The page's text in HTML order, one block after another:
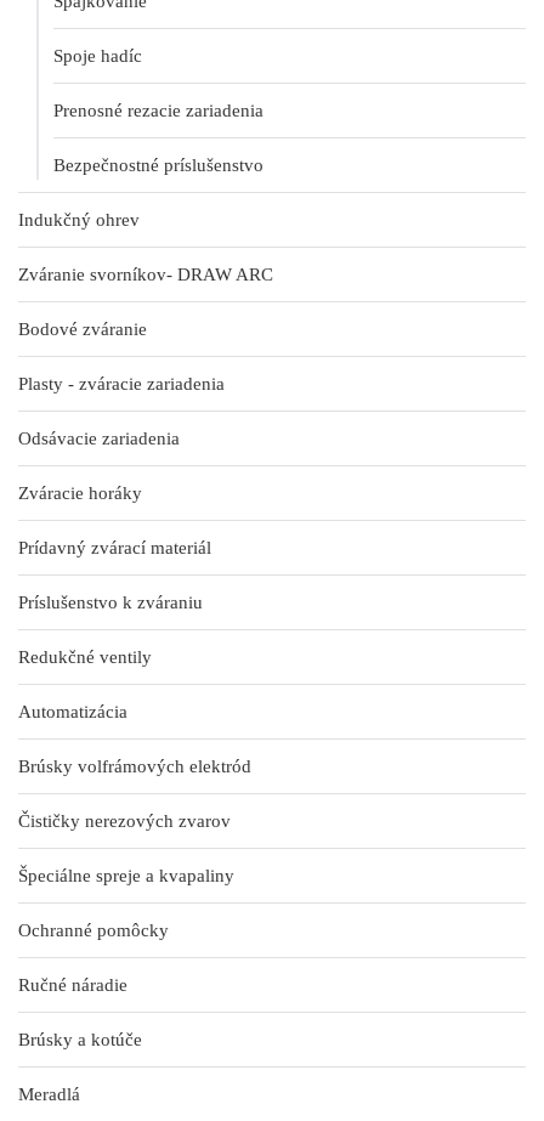
Spoje hadíc
Prenosné rezacie zariadenia
Bezpečnostné príslušenstvo
Indukčný ohrev
Zváranie svorníkov- DRAW ARC
Bodové zváranie
Plasty - zváracie zariadenia
Odsávacie zariadenia
Zváracie horáky
Prídavný zvárací materiál
Príslušenstvo k zváraniu
Redukčné ventily
Automatizácia
Brúsky volfrámových elektród
Čističky nerezových zvarov
Špeciálne spreje a kvapaliny
Ochranné pomôcky
Ručné náradie
Brúsky a kotúče
Meradlá